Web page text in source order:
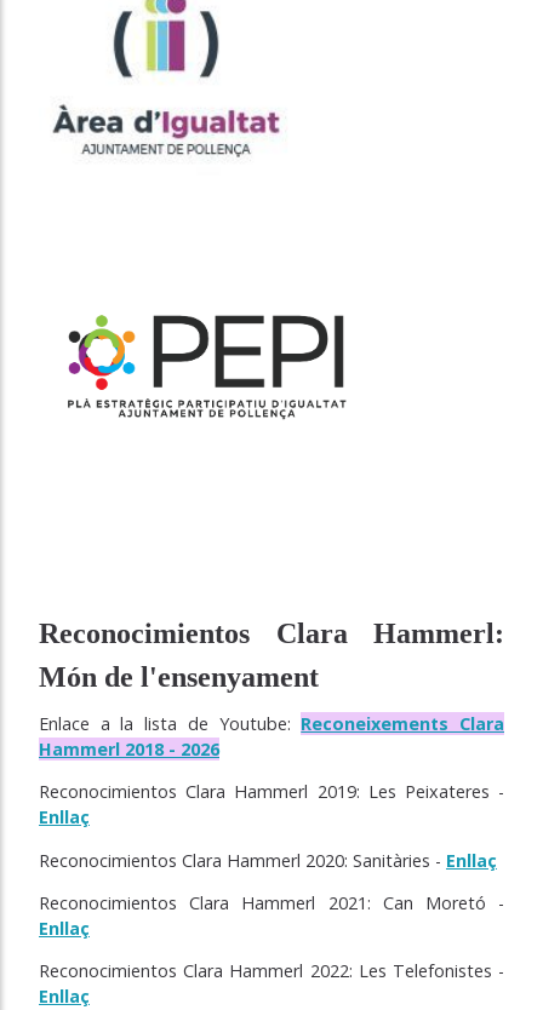
Reconocimientos Clara Hammerl:
Món de l'ensenyament
Enlace a la lista de Youtube: Reconeixements Clara
Hammerl 2018 - 2026
Reconocimientos Clara Hammerl 2019: Les Peixateres -
Enllaç
Reconocimientos Clara Hammerl 2020: Sanitàries - Enllaç
Reconocimientos Clara Hammerl 2021: Can Moretó -
Enllaç
Reconocimientos Clara Hammerl 2022: Les Telefonistes -
Enllaç